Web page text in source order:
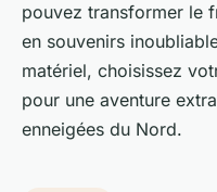
pouvez transformer le
en souvenirs
matériel, choisissez
pour une aventure
enneigées du Nord.